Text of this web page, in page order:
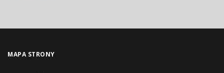
MAPA STRONY